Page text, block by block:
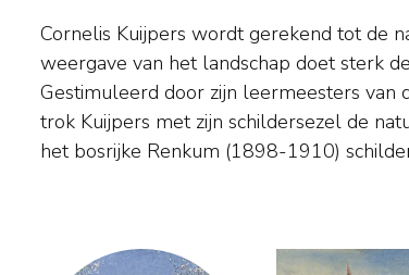
Cornelis Kuijpers wordt gerekend tot de
weergave van het landschap doet sterk
Gestimuleerd door zijn leermeesters van
trok Kuijpers met zijn schildersezel de
het bosrijke Renkum (1898-1910)
smaragdgroen palet dampige
boomgaarden en dobberende tjalken langs
onder anderen Théophile de Bock en
zijn werk op tentoonstellingen van de